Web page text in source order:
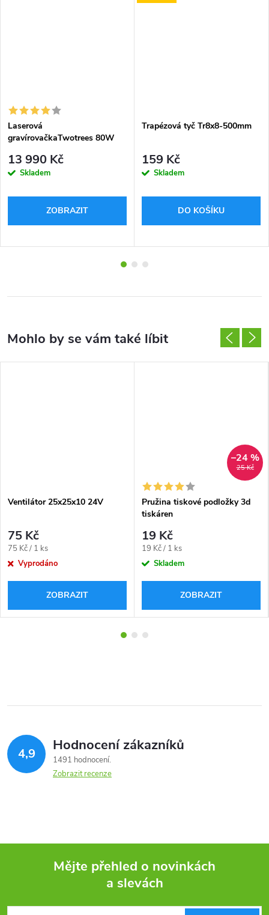
Laserová
gravírovačkaTwotrees 80W
13 990 Kč
Skladem
ZOBRAZIT
Trapézová tyč Tr8x8-500mm
159 Kč
Skladem
DO KOŠÍKU
Ventilátor 25x25x10 24V
75 Kč
Měrná
cena:
75 Kč / 1 ks
Vyprodáno
ZOBRAZIT
25 Kč
–24 %
Pružina tiskové podložky 3d
tiskáren
19 Kč
Měrná
cena:
19 Kč / 1 ks
Skladem
ZOBRAZIT
4,9 Hodnocení zákazníků
1491 hodnocení
Zobrazit recenze
Mějte přehled o novinkách
a slevách